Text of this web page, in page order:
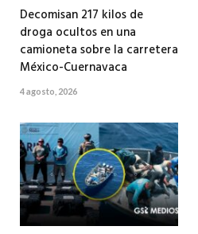
Decomisan 217 kilos de
droga ocultos en una
camioneta sobre la carretera
México-Cuernavaca
4 agosto, 2026